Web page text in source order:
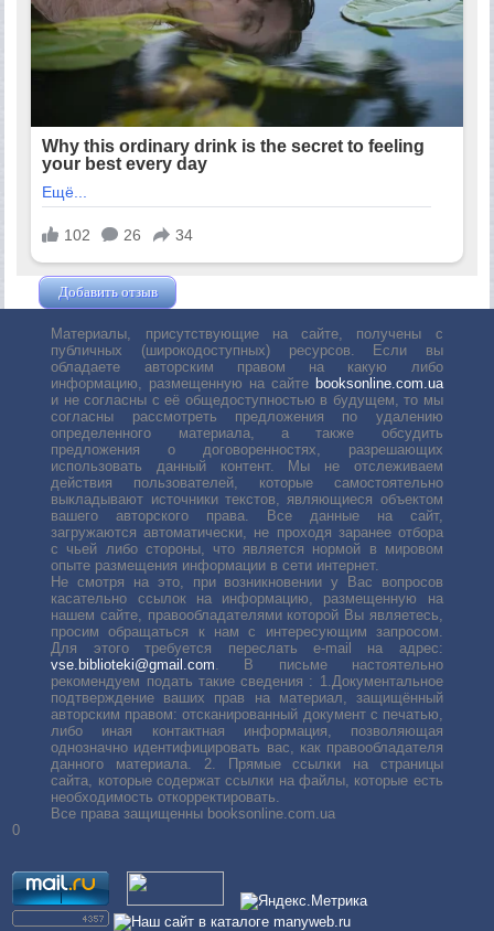
Добавить отзыв
Материалы, присутствующие на сайте, получены с
публичных (широкодоступных) ресурсов. Если вы
обладаете авторским правом на какую либо
информацию, размещенную на сайте booksonline.com.ua
и не согласны с её общедоступностью в будущем, то мы
согласны рассмотреть предложения по удалению
определенного материала, а также обсудить
предложения о договоренностях, разрешающих
использовать данный контент. Мы не отслеживаем
действия пользователей, которые самостоятельно
выкладывают источники текстов, являющиеся объектом
вашего авторского права. Все данные на сайт,
загружаются автоматически, не проходя заранее отбора
с чьей либо стороны, что является нормой в мировом
опыте размещения информации в сети интернет.
Не смотря на это, при возникновении у Вас вопросов
касательно ссылок на информацию, размещенную на
нашем сайте, правообладателями которой Вы являетесь,
просим обращаться к нам с интересующим запросом.
Для этого требуется переслать е-mail на адрес:
vse.biblioteki@gmail.com. В письме настоятельно
рекомендуем подать такие сведения : 1.Документальное
подтверждение ваших прав на материал, защищённый
авторским правом: отсканированный документ с печатью,
либо иная контактная информация, позволяющая
однозначно идентифицировать вас, как правообладателя
данного материала. 2. Прямые ссылки на страницы
сайта, которые содержат ссылки на файлы, которые есть
необходимость откорректировать.
Все права защищенны booksonline.com.ua
0